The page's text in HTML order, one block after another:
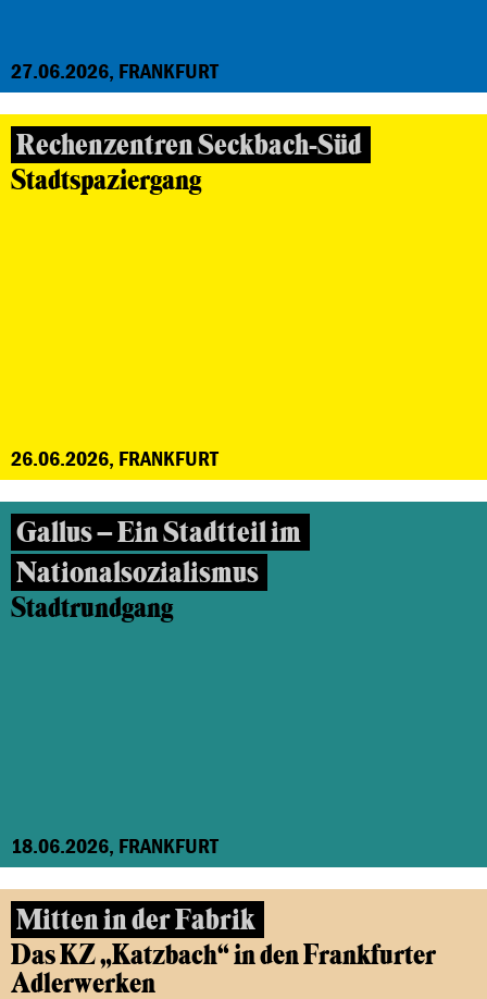
27.06.2026, FRANKFURT
Rechenzentren Seckbach-Süd
Stadtspaziergang
26.06.2026, FRANKFURT
Gallus – Ein Stadtteil im
Nationalsozialismus
Stadtrundgang
18.06.2026, FRANKFURT
Mitten in der Fabrik
Das KZ „Katzbach“ in den Frankfurter
Adlerwerken